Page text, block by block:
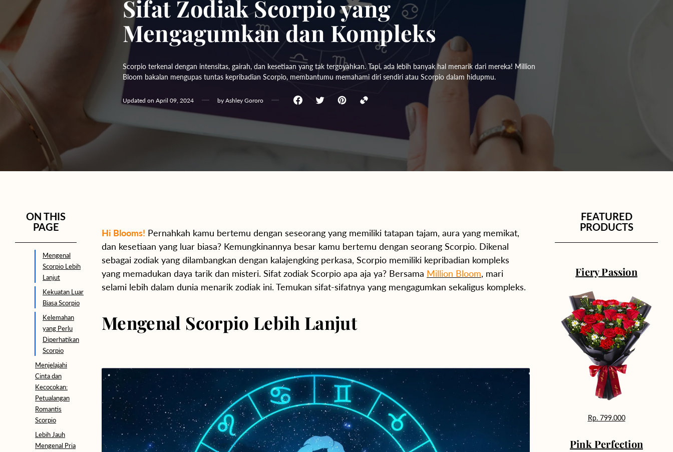
Yogyakarta
Bali
Sifat Zodiak Scorpio yang
Mengagumkan dan Kompleks
Scorpio terkenal dengan intensitas, gairah, dan kesetiaan yang tak tergoyahkan. Tapi, ada lebih banyak hal menarik dari mereka! Million
Bloom bakalan mengupas tuntas kepribadian Scorpio, membantumu memahami diri sendiri atau Scorpio dalam hidupmu.
Updated on April 09, 2024 by Ashley Gororo
ON THIS
PAGE
Mengenal
Scorpio Lebih
Lanjut
Kekuatan Luar
Biasa Scorpio
Kelemahan
yang Perlu
Diperhatikan
Scorpio
Menjelajahi
Cinta dan
Kecocokan:
Petualangan
Romantis
Scorpio
Lebih Jauh
Mengenal Pria
Hi Blooms! Pernahkah kamu bertemu dengan seseorang yang memiliki tatapan tajam, aura yang memikat,
dan kesetiaan yang luar biasa? Kemungkinannya besar kamu bertemu dengan seorang Scorpio. Dikenal
sebagai zodiak yang dilambangkan dengan kalajengking perkasa, Scorpio memiliki kepribadian kompleks
yang memadukan daya tarik dan misteri. Sifat zodiak Scorpio apa aja ya? Bersama Million Bloom, mari
selami lebih dalam dunia menarik zodiak ini. Temukan sifat-sifatnya yang mengagumkan sekaligus kompleks.
Mengenal Scorpio Lebih Lanjut
FEATURED
PRODUCTS
Fiery Passion
Rp. 799.000
Pink Perfection